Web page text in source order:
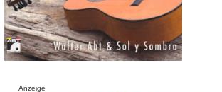
Anzeige